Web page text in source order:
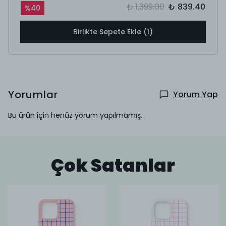
%40 ₺ 1,399.00 ₺ 839.40
Birlikte Sepete Ekle (1)
Yorumlar Yorum Yap
Bu ürün için henüz yorum yapılmamış.
Çok Satanlar